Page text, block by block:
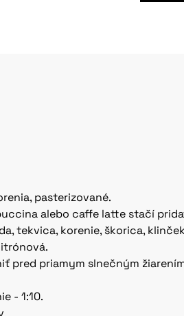
pasterizované.
alebo caffe latte stačí
tekvica, korenie, škorica,
pred priamym slnečným
- 1:10.